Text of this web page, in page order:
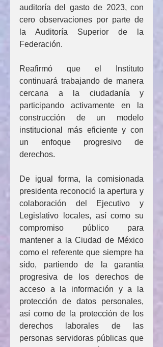
auditoría del gasto de 2023, con
cero observaciones por parte de
la Auditoría Superior de la
Federación.
Reafirmó que el Instituto
continuará trabajando de manera
cercana a la ciudadanía y
participando activamente en la
construcción de un modelo
institucional más eficiente y con
un enfoque progresivo de
derechos.
De igual forma, la comisionada
presidenta reconoció la apertura y
colaboración del Ejecutivo y
Legislativo locales, así como su
compromiso público para
mantener a la Ciudad de México
como el referente que siempre ha
sido, partiendo de la garantía
progresiva de los derechos de
acceso a la información y a la
protección de datos personales,
así como de la protección de los
derechos laborales de las
personas servidoras públicas que